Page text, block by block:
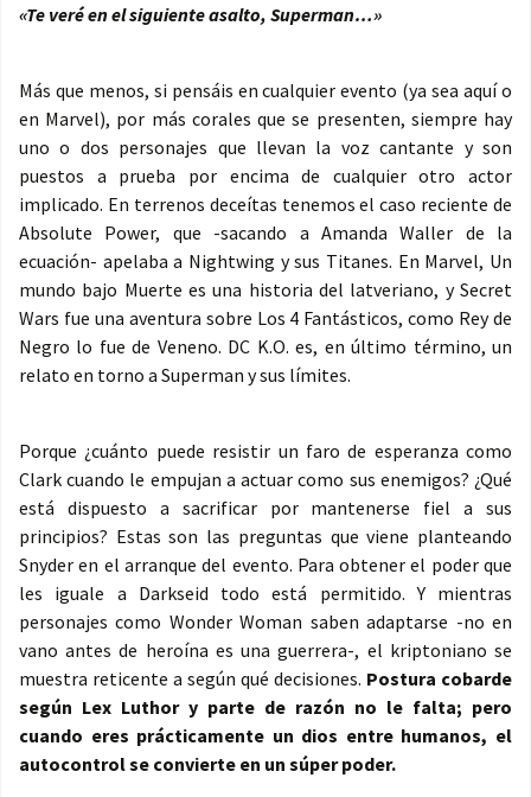
«Te veré en el siguiente asalto, Superman…»
Más que menos, si pensáis en cualquier evento (ya sea aquí o
en Marvel), por más corales que se presenten, siempre hay
uno o dos personajes que llevan la voz cantante y son
puestos a prueba por encima de cualquier otro actor
implicado. En terrenos deceítas tenemos el caso reciente de
Absolute Power, que -sacando a Amanda Waller de la
ecuación- apelaba a Nightwing y sus Titanes. En Marvel, Un
mundo bajo Muerte es una historia del latveriano, y Secret
Wars fue una aventura sobre Los 4 Fantásticos, como Rey de
Negro lo fue de Veneno. DC K.O. es, en último término, un
relato en torno a Superman y sus límites.
Porque ¿cuánto puede resistir un faro de esperanza como
Clark cuando le empujan a actuar como sus enemigos? ¿Qué
está dispuesto a sacrificar por mantenerse fiel a sus
principios? Estas son las preguntas que viene planteando
Snyder en el arranque del evento. Para obtener el poder que
les iguale a Darkseid todo está permitido. Y mientras
personajes como Wonder Woman saben adaptarse -no en
vano antes de heroína es una guerrera-, el kriptoniano se
muestra reticente a según qué decisiones. Postura cobarde
según Lex Luthor y parte de razón no le falta; pero
cuando eres prácticamente un dios entre humanos, el
autocontrol se convierte en un súper poder.